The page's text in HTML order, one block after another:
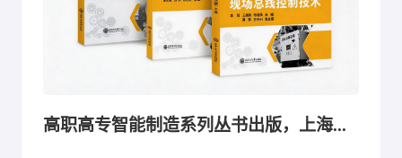
高职高专智能制造系列丛书出版，上海交大教育集团打通课堂到产线的“最后一公里”